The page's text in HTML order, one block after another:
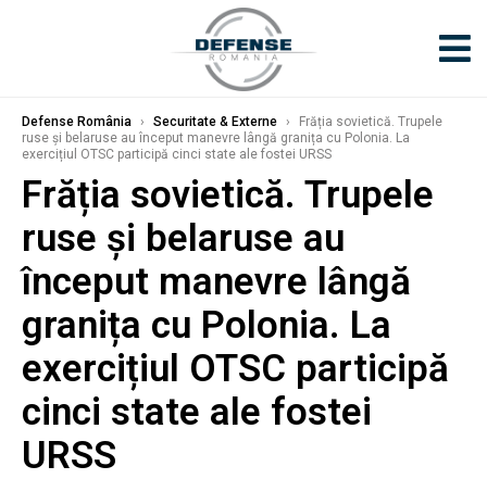
Defense România › Securitate & Externe ›
Frăția sovietică. Trupele
ruse și belaruse au început manevre lângă granița cu Polonia. La
exercițiul OTSC participă cinci state ale fostei URSS
Frăția sovietică. Trupele
ruse și belaruse au
început manevre lângă
granița cu Polonia. La
exercițiul OTSC participă
cinci state ale fostei
URSS